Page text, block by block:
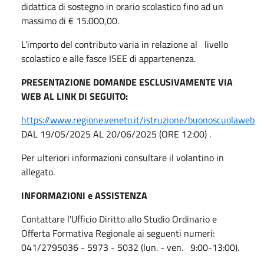
didattica di sostegno in orario scolastico fino ad un
massimo di € 15.000,00.
L’importo del contributo varia in relazione al livello
scolastico e alle fasce ISEE di appartenenza.
PRESENTAZIONE DOMANDE ESCLUSIVAMENTE VIA
WEB AL LINK DI SEGUITO:
https://www.regione.veneto.it/istruzione/buonoscuolaweb
DAL 19/05/2025 AL 20/06/2025 (ORE 12:00) .
Per ulteriori informazioni consultare il volantino in
allegato.
INFORMAZIONI e ASSISTENZA
Contattare l'Ufficio Diritto allo Studio Ordinario e
Offerta Formativa Regionale ai seguenti numeri:
041/2795036 - 5973 - 5032 (lun. - ven. 9:00-13:00).